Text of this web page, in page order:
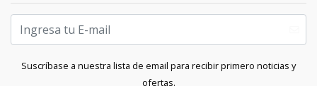
Suscríbase a nuestra lista de email para recibir primero noticias y
ofertas.